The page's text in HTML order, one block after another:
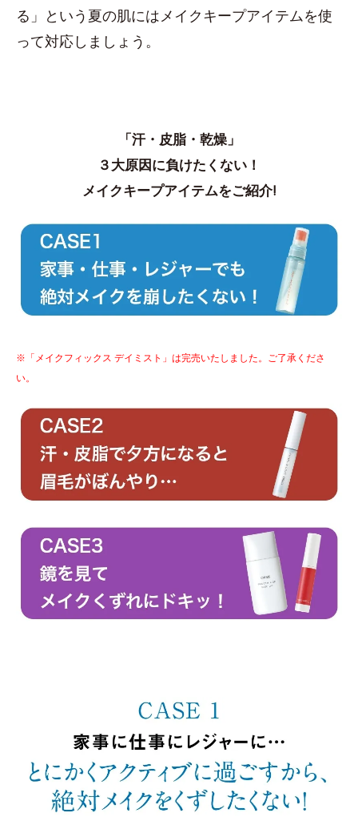
る」という夏の肌にはメイクキープアイテムを使
って対応しましょう。
「汗・皮脂・乾燥」
３大原因に負けたくない！
メイクキープアイテムをご紹介!
※「メイクフィックス デイミスト」は完売いたしました。ご了承くださ
い。